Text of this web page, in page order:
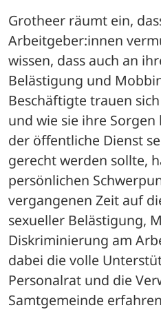
Grotheer räumt ein,
Arbeitgeber:innen
wissen, dass auch an
Belästigung und
Beschäftigte trauen
und wie sie ihre
der öffentliche Dienst
gerecht werden sollte,
persönlichen
vergangenen Zeit auf
sexueller Belästigung,
Diskriminierung am
dabei die volle
Personalrat und die
Samtgemeinde